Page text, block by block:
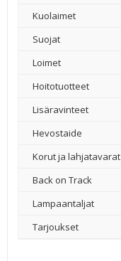
Kuolaimet
Suojat
Loimet
Hoitotuotteet
Lisäravinteet
Hevostaide
Korut ja lahjatavarat
Back on Track
Lampaantaljat
Tarjoukset